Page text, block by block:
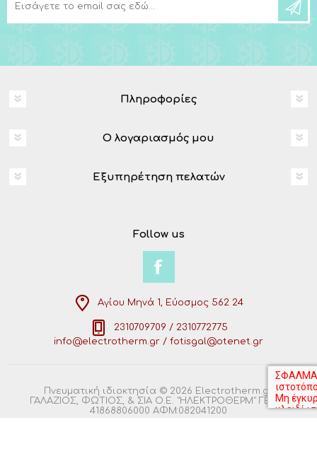
Πληροφορίες
Ο λογαριασμός μου
Εξυπηρέτηση πελατών
Follow us
Αγίου Μηνά 1, Εύοσμος 562 24
2310709709 / 2310772775
info@electrotherm.gr / fotisgal@otenet.gr
Πνευματική ιδιοκτησία © 2026 Electrotherm.gr.
ΓΑΛΑΖΙΟΣ, ΦΩΤΙΟΣ, & ΣΙΑ Ο.Ε. "ΗΛΕΚΤΡΟΘΕΡΜ" ΓΕΜΗ:
41868806000 ΑΦΜ:082041200